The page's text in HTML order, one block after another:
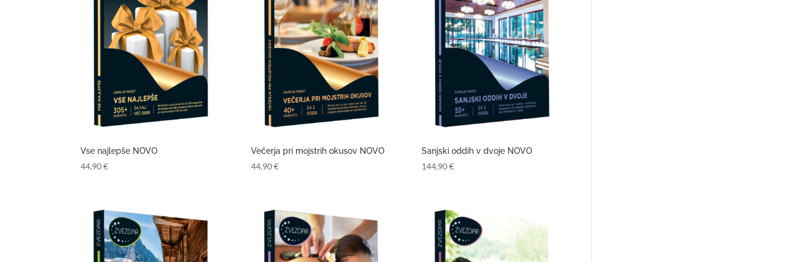
Vse najlepše NOVO
44,90€
Večerja pri mojstrih okusov NOVO
44,90€
Sanjski oddih v dvoje NOVO
144,90€